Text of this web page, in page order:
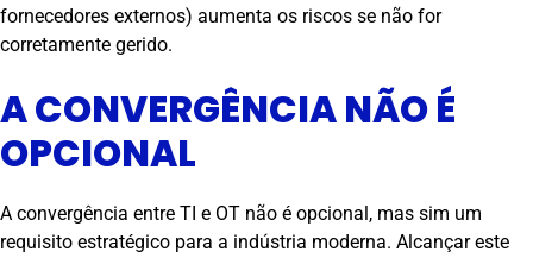
fornecedores externos) aumenta os riscos se não for
corretamente gerido.
A CONVERGÊNCIA NÃO É
OPCIONAL
A convergência entre TI e OT não é opcional, mas sim um
requisito estratégico para a indústria moderna. Alcançar este